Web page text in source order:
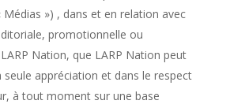
») , dans et en relation avec
promotionnelle ou
Nation, que LARP Nation peut
seule appréciation et dans le respect
à tout moment sur une base